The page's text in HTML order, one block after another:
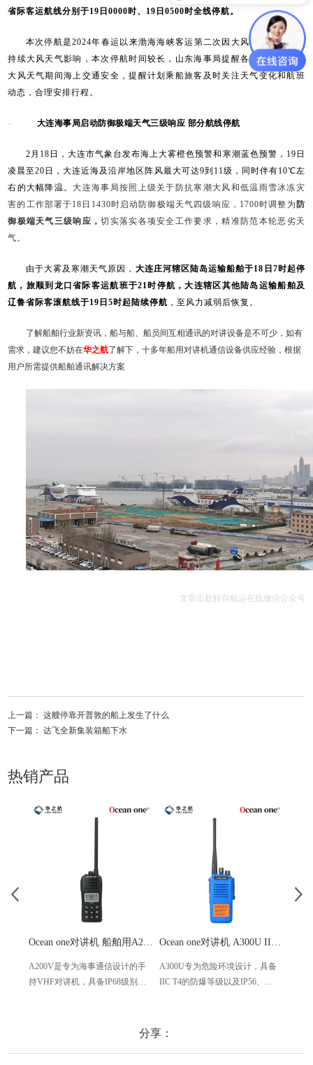
省际客运航线分别于19日0000时、19日0500时全线停航。
本次停航是2024年春运以来渤海海峡客运第二次因大风停航，预计受
持续大风天气影响，本次停航时间较长，山东海事局提醒各相关单位做好
大风天气期间海上交通安全，提醒计划乘船旅客及时关注天气变化和航班
动态，合理安排行程。
大连海事局启动防御极端天气三级响应 部分航线停航
2月18日，大连市气象台发布海上大雾橙色预警和寒潮蓝色预警，19日
凌晨至20日，大连近海及沿岸地区阵风最大可达9到11级，同时伴有10℃左
右的大幅降温。 大连海事局按照上级关于防抗寒潮大风和低温雨雪冰冻灾
害的工作部署于18日1430时启动防御极端天气四级响应，1700时调整为 防
御极端天气三级响应，切实落实各项安全工作要求，精准防范本轮恶劣天
气。
由于大雾及寒潮天气原因， 大连庄河辖区陆岛运输船舶于18日7时起停
航，旅顺到龙口省际客运航班于21时停航，大连辖区其他陆岛运输船舶及
辽鲁省际客滚航线于19日5时起陆续停航 ，至风力减弱后恢复。
了解船舶行业新资讯，船与船、船员间互相通讯的对讲设备是不可少，如有
需求，建议您不妨在华之航了解下，十多年船用对讲机通信设备供应经验，根据
用户所需提供船舶通讯解决方案
文章出处转自航运在线微信公众号
上一篇：这艘停靠开普敦的船上发生了什么
下一篇：达飞全新集装箱船下水
热销产品
Ocean one对讲机 船舶用A200V漂浮式手持防水对讲机
A200V是专为海事通信设计的手
持VHF对讲机，具备IP68级别的
守功能。没有信号或长时间无操
Ocean one对讲机 A300U IIC T4氢气防爆对讲机 船舶消防本质安全无线电
A300U专为危险环境设计，具备
IIC T4的防爆等级以及IP56、
使用
分享：